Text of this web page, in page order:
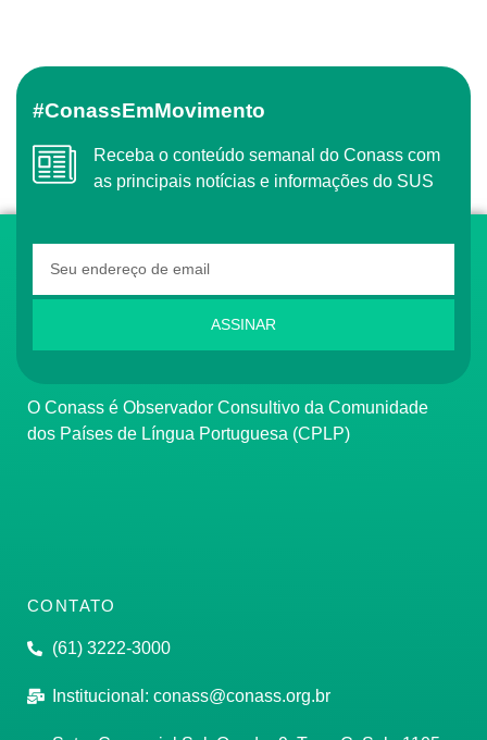
#ConassEmMovimento
Receba o conteúdo semanal do Conass com
as principais notícias e informações do SUS
ASSINAR
O Conass é Observador Consultivo da Comunidade
dos Países de Língua Portuguesa (CPLP)
CONTATO
(61) 3222-3000
Institucional: conass@conass.org.br